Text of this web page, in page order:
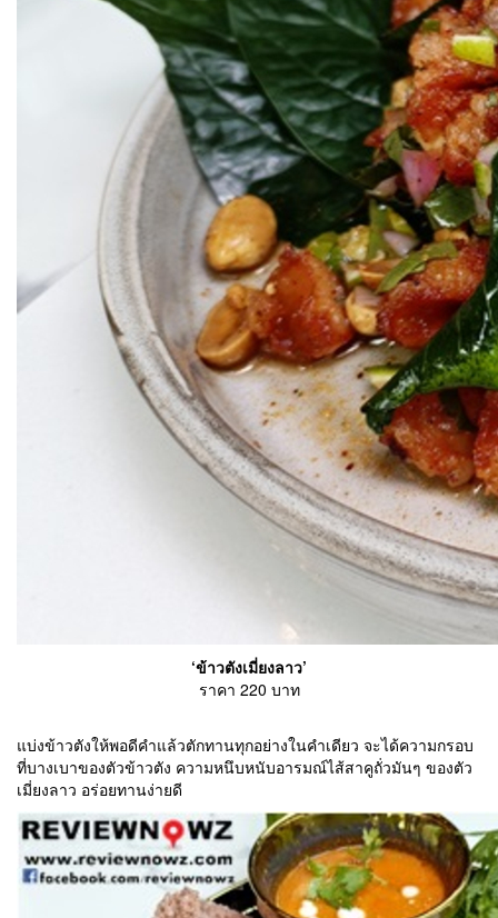
‘ข้าวตังเมี่ยงลาว’
ราคา 220 บาท
แบ่งข้าวตังให้พอดีคำแล้วตักทานทุกอย่างในคำเดียว จะได้ความกรอบ
ที่บางเบาของตัวข้าวตัง ความหนึบหนับอารมณ์ไส้สาคูถั่วมันๆ ของตัว
เมี่ยงลาว อร่อยทานง่ายดี